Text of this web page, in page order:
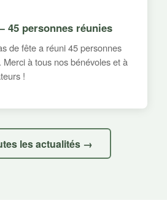
45 personnes réunies
de fête a réuni 45 personnes
à tous nos bénévoles et à
!
les actualités →